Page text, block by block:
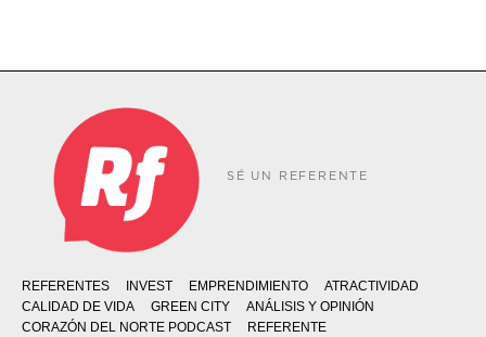
SÉ UN REFERENTE
REFERENTES INVEST EMPRENDIMIENTO
ATRACTIVIDAD
CALIDAD DE VIDA
GREEN CITY
ANÁLISIS Y OPINIÓN
CORAZÓN DEL NORTE PODCAST
REFERENTE